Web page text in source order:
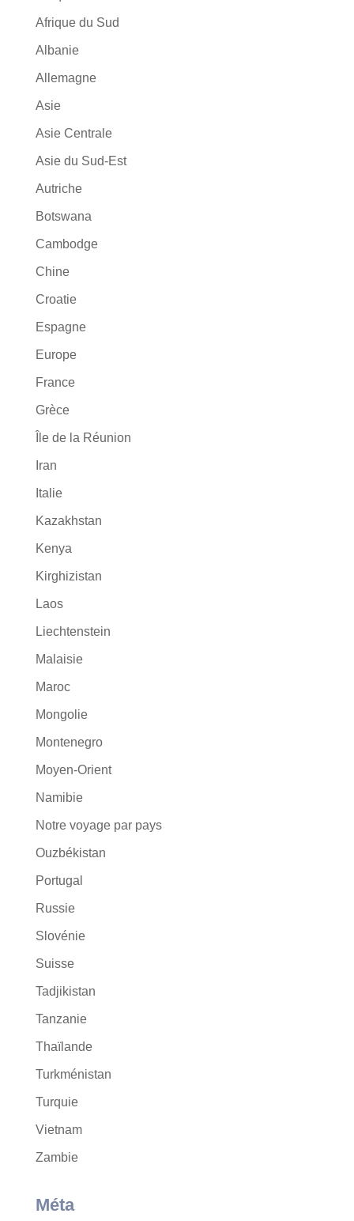
Afrique du Sud
Albanie
Allemagne
Asie
Asie Centrale
Asie du Sud-Est
Autriche
Botswana
Cambodge
Chine
Croatie
Espagne
Europe
France
Grèce
Île de la Réunion
Iran
Italie
Kazakhstan
Kenya
Kirghizistan
Laos
Liechtenstein
Malaisie
Maroc
Mongolie
Montenegro
Moyen-Orient
Namibie
Notre voyage par pays
Ouzbékistan
Portugal
Russie
Slovénie
Suisse
Tadjikistan
Tanzanie
Thaïlande
Turkménistan
Turquie
Vietnam
Zambie
Méta